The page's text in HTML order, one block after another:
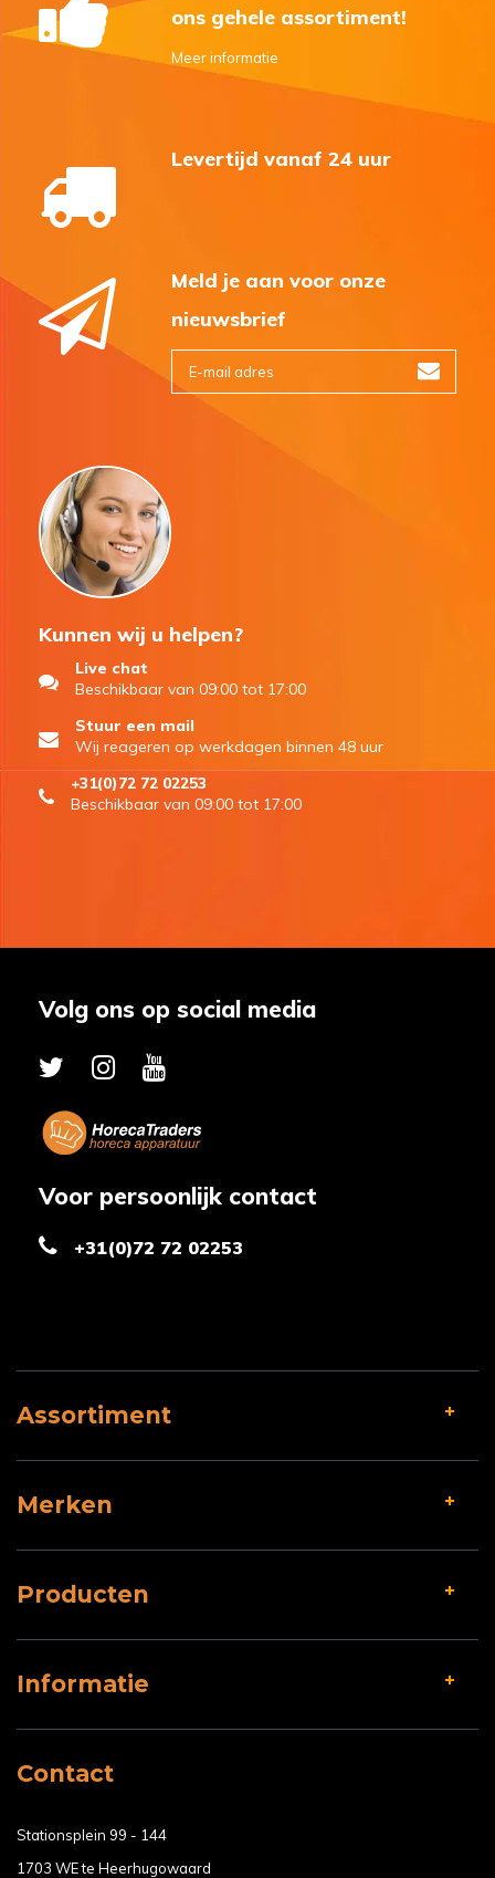
ons gehele assortiment!
Meer informatie
Levertijd vanaf 24 uur
Meld je aan voor onze
nieuwsbrief
Kunnen wij u helpen?
Live chat
Beschikbaar van 09:00 tot 17:00
Stuur een mail
Wij reageren op werkdagen binnen 48 uur
+31(0)72 72 02253
Beschikbaar van 09:00 tot 17:00
Volg ons op social media
Voor persoonlijk contact
+31(0)72 72 02253
Assortiment
Merken
Producten
Informatie
Contact
Stationsplein 99 - 144
1703 WE te Heerhugowaard